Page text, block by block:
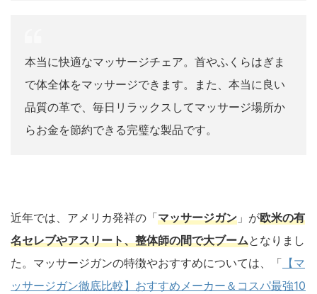
本当に快適なマッサージチェア。首やふくらはぎま
で体全体をマッサージできます。また、本当に良い
品質の革で、毎日リラックスしてマッサージ場所か
らお金を節約できる完璧な製品です。
近年では、アメリカ発祥の「マッサージガン 」が欧米の有
名セレブやアスリート、整体師の間で大ブームとなりまし
た。マッサージガンの特徴やおすすめについては、「 【マ
ッサージガン徹底比較】おすすめメーカー＆コスパ最強10